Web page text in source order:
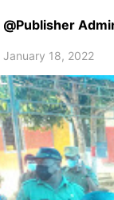
Publisher
January 18, 2022